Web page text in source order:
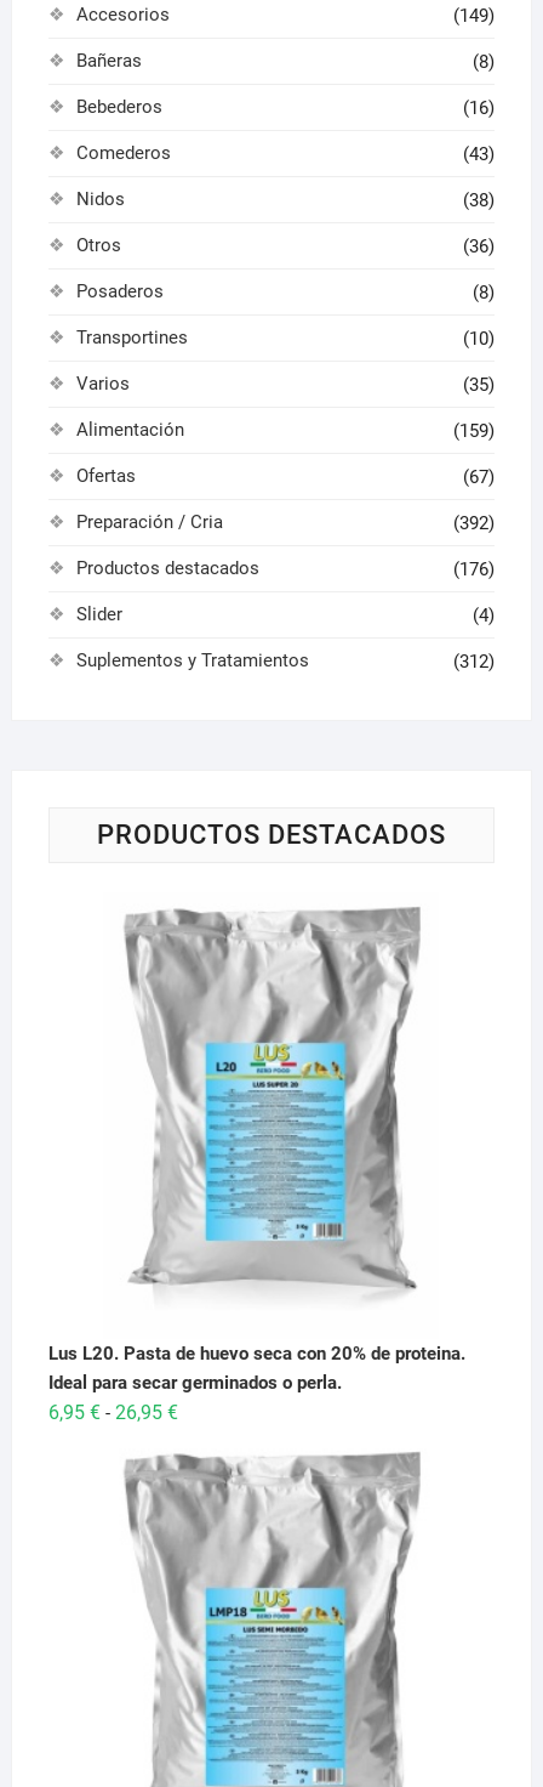
Accesorios (149)
Bañeras (8)
Bebederos (16)
Comederos (43)
Nidos (38)
Otros (36)
Posaderos (8)
Transportines (10)
Varios (35)
Alimentación (159)
Ofertas (67)
Preparación / Cria (392)
Productos destacados (176)
Slider (4)
Suplementos y Tratamientos (312)
PRODUCTOS DESTACADOS
Lus L20. Pasta de huevo seca con 20% de proteina.
Ideal para secar germinados o perla.
6,95 € - 26,95 €Rango
precios:
desde
6,95 €
26,95 €